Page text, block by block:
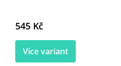
545 Kč
Více variant